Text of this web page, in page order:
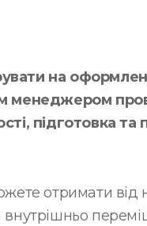
на
менеджером
підготовка
отримати від